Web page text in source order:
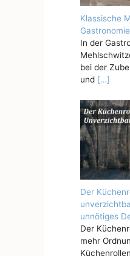
Klassische
Gastronomie
In der
bei der
und […]
Der
unnötiges
Der
mehr